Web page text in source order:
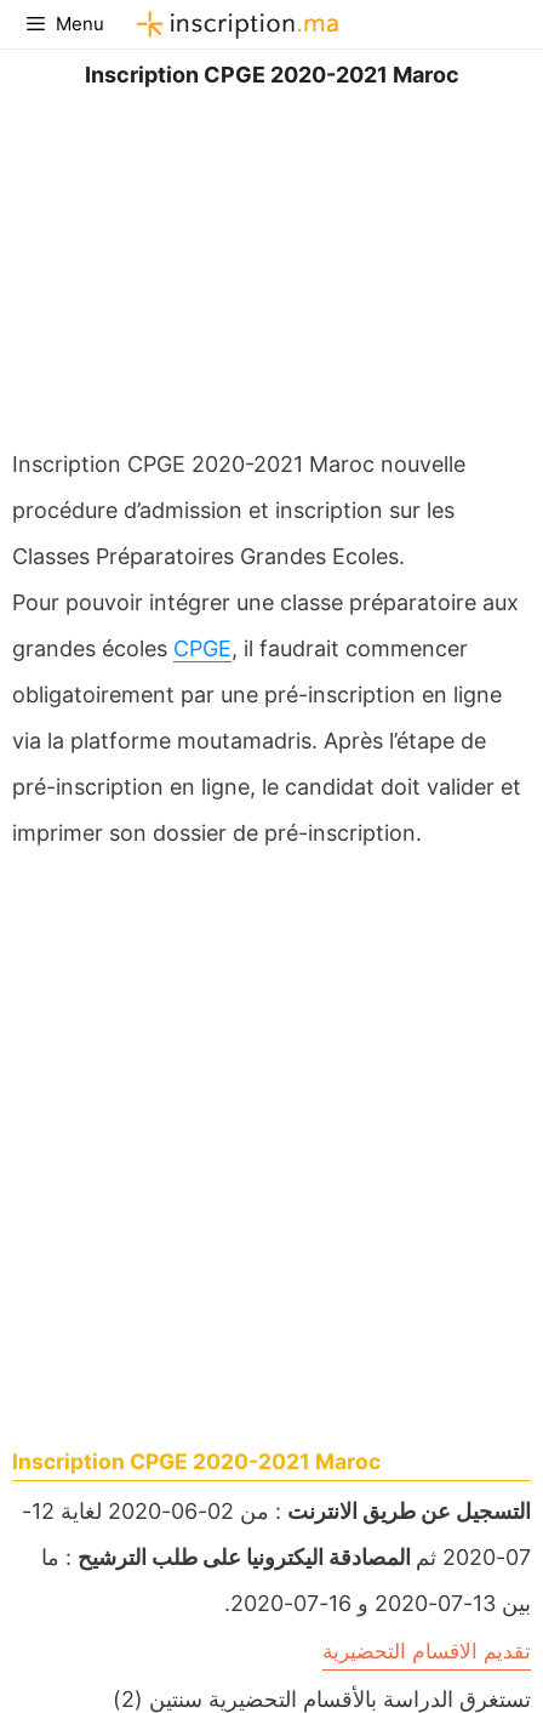
Aller
au
Menu
Inscription CPGE 2020-2021 Maroc
Inscription CPGE 2020-2021 Maroc nouvelle
procédure d’admission et inscription sur les
Classes Préparatoires Grandes Ecoles.
Pour pouvoir intégrer une classe préparatoire aux
grandes écoles CPGE, il faudrait commencer
obligatoirement par une pré-inscription en ligne
via la platforme moutamadris. Après l’étape de
pré-inscription en ligne, le candidat doit valider et
imprimer son dossier de pré-inscription.
Inscription CPGE 2020-2021 Maroc
التسجيل عن طريق الانترنت
: من 02-06-2020 لغاية 12-
07-2020 ثم
المصادقة اليكترونيا على طلب الترشيح : ما
بين 13-07-2020 و 16-07-2020.
تقديم الاقسام التحضيرية
تستغرق الدراسة بالأقسام التحضيرية سنتين (2)